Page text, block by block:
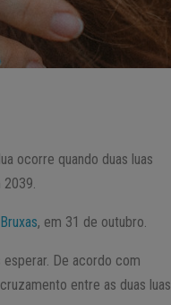
ocorre quando duas luas
2039.
, em 31 de outubro.
De acordo com
entre as duas luas